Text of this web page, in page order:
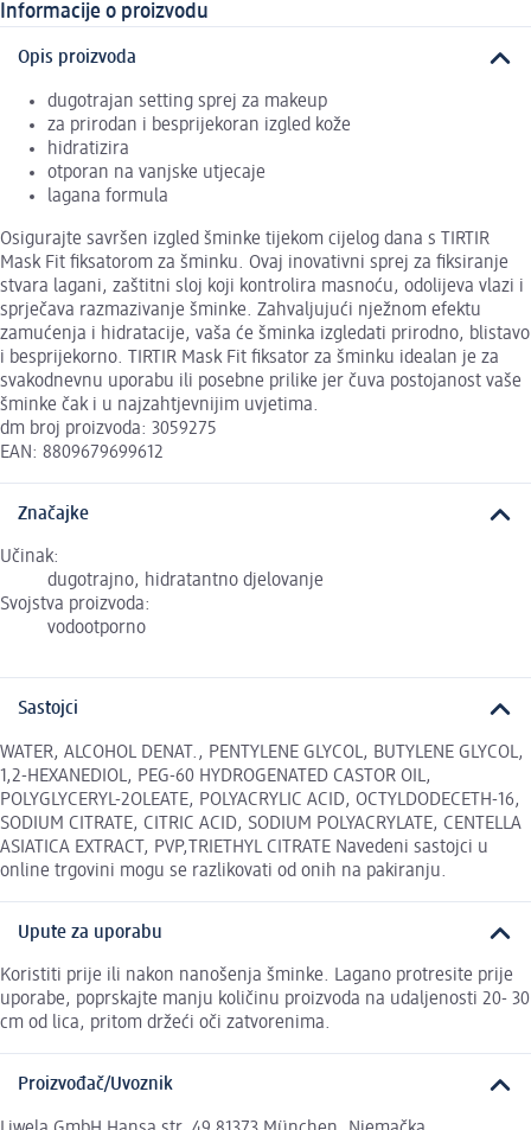
Informacije o proizvodu
Opis proizvoda
dugotrajan setting sprej za makeup
za prirodan i besprijekoran izgled kože
hidratizira
otporan na vanjske utjecaje
lagana formula
Osigurajte savršen izgled šminke tijekom cijelog dana s TIRTIR
Mask Fit fiksatorom za šminku. Ovaj inovativni sprej za fiksiranje
stvara lagani, zaštitni sloj koji kontrolira masnoću, odolijeva vlazi i
sprječava razmazivanje šminke. Zahvaljujući nježnom efektu
zamućenja i hidratacije, vaša će šminka izgledati prirodno, blistavo
i besprijekorno. TIRTIR Mask Fit fiksator za šminku idealan je za
svakodnevnu uporabu ili posebne prilike jer čuva postojanost vaše
šminke čak i u najzahtjevnijim uvjetima.
dm broj proizvoda: 3059275
EAN: 8809679699612
Značajke
Učinak:
dugotrajno, hidratantno djelovanje
Svojstva proizvoda:
vodootporno
Sastojci
WATER, ALCOHOL DENAT., PENTYLENE GLYCOL, BUTYLENE GLYCOL,
1,2-HEXANEDIOL, PEG-60 HYDROGENATED CASTOR OIL,
POLYGLYCERYL-2OLEATE, POLYACRYLIC ACID, OCTYLDODECETH-16,
SODIUM CITRATE, CITRIC ACID, SODIUM POLYACRYLATE, CENTELLA
ASIATICA EXTRACT, PVP,TRIETHYL CITRATE Navedeni sastojci u
online trgovini mogu se razlikovati od onih na pakiranju.
Upute za uporabu
Koristiti prije ili nakon nanošenja šminke. Lagano protresite prije
uporabe, poprskajte manju količinu proizvoda na udaljenosti 20- 30
cm od lica, pritom držeći oči zatvorenima.
Proizvođač/Uvoznik